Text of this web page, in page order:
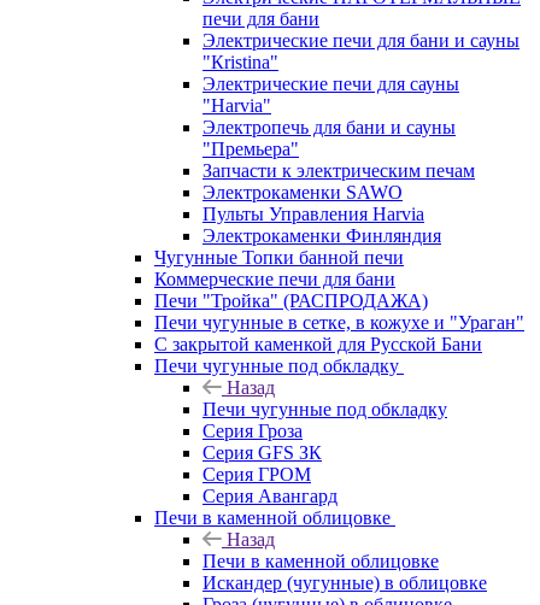
печи для бани
Электрические печи для бани и сауны
"Кristina"
Электрические печи для сауны
"Harvia"
Электропечь для бани и сауны
"Премьера"
Запчасти к электрическим печам
Электрокаменки SAWO
Пульты Управления Harvia
Электрокаменки Финляндия
Чугунные Топки банной печи
Коммерческие печи для бани
Печи "Тройка" (РАСПРОДАЖА)
Печи чугунные в сетке, в кожухе и "Ураган"
С закрытой каменкой для Русской Бани
Печи чугунные под обкладку
Назад
Печи чугунные под обкладку
Серия Гроза
Серия GFS ЗК
Серия ГРОМ
Серия Авангард
Печи в каменной облицовке
Назад
Печи в каменной облицовке
Искандер (чугунные) в облицовке